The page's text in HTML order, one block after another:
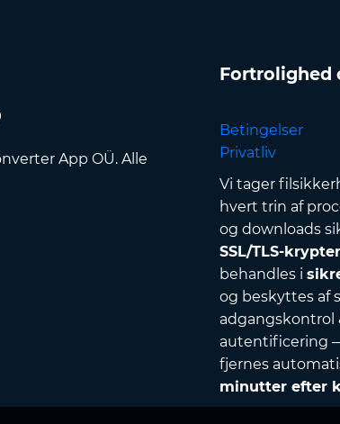
App OÜ. Alle
Fortrolighed
Betingelser
Privatliv
Vi tager
hvert trin af
og downloads
SSL/TLS-
behandles i
og beskyttes af
adgangskontrol
autentificering
fjernes
minutter efter